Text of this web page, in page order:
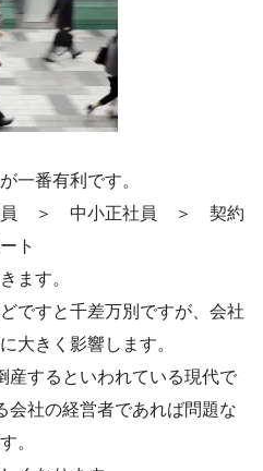
一番有利です。
員 ＞ 中小正社員 ＞ 契約
ト
ます。
ですと千差万別ですが、会社
大きく影響します。
産するといわれている現代で
会社の経営者であれば問題な
。